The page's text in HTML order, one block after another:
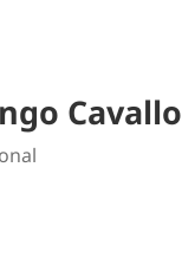
Cavallo